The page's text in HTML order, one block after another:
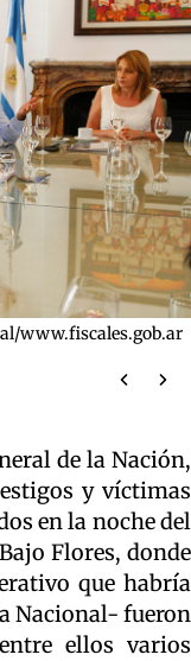
www.fiscales.gob.ar
de la Nación,
y víctimas
en la noche del
Flores, donde
que habría
Nacional- fueron
ellos varios